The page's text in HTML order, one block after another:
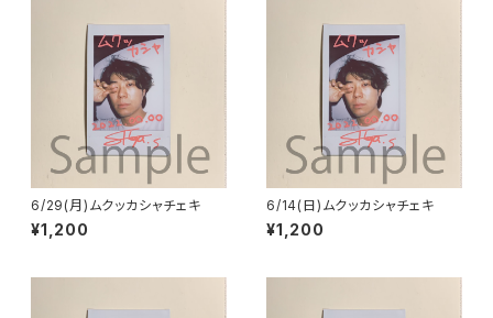
6/29(月)ムクッカシャチェキ
¥1,200
6/14(日)ムクッカシャチェキ
¥1,200